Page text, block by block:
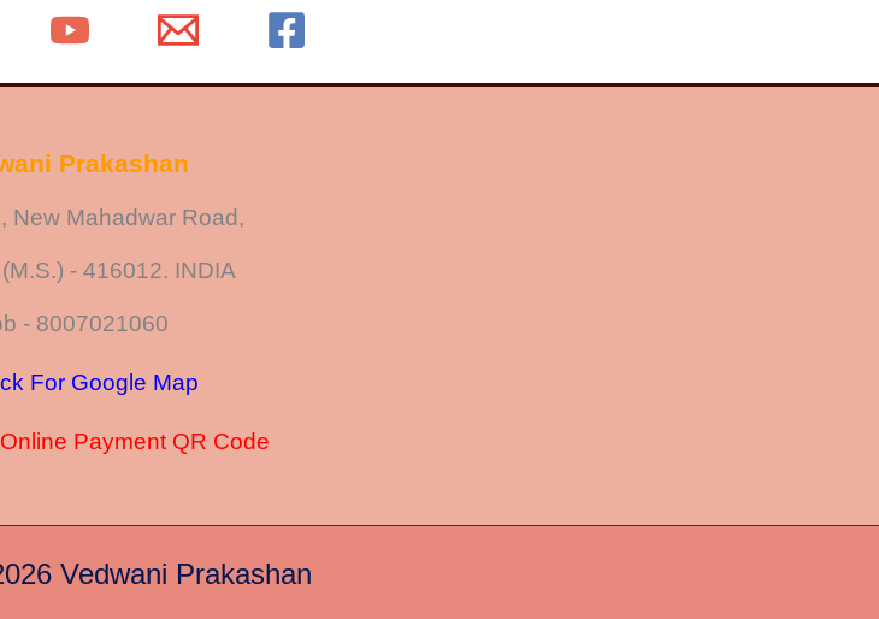
Prakashan
New Mahadwar Road,
- 416012. INDIA
- 8007021060
For Google Map
Payment QR Code
Vedwani Prakashan